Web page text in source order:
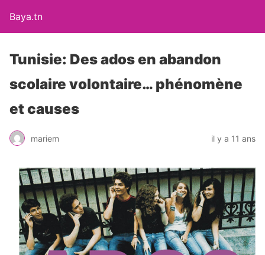
Baya.tn
Tunisie: Des ados en abandon
scolaire volontaire… phénomène
et causes
mariem il y a 11 ans